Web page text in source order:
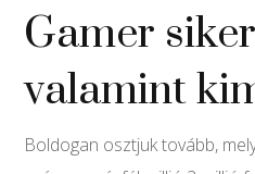
Gamer
valamint
Boldogan osztjuk tovább,